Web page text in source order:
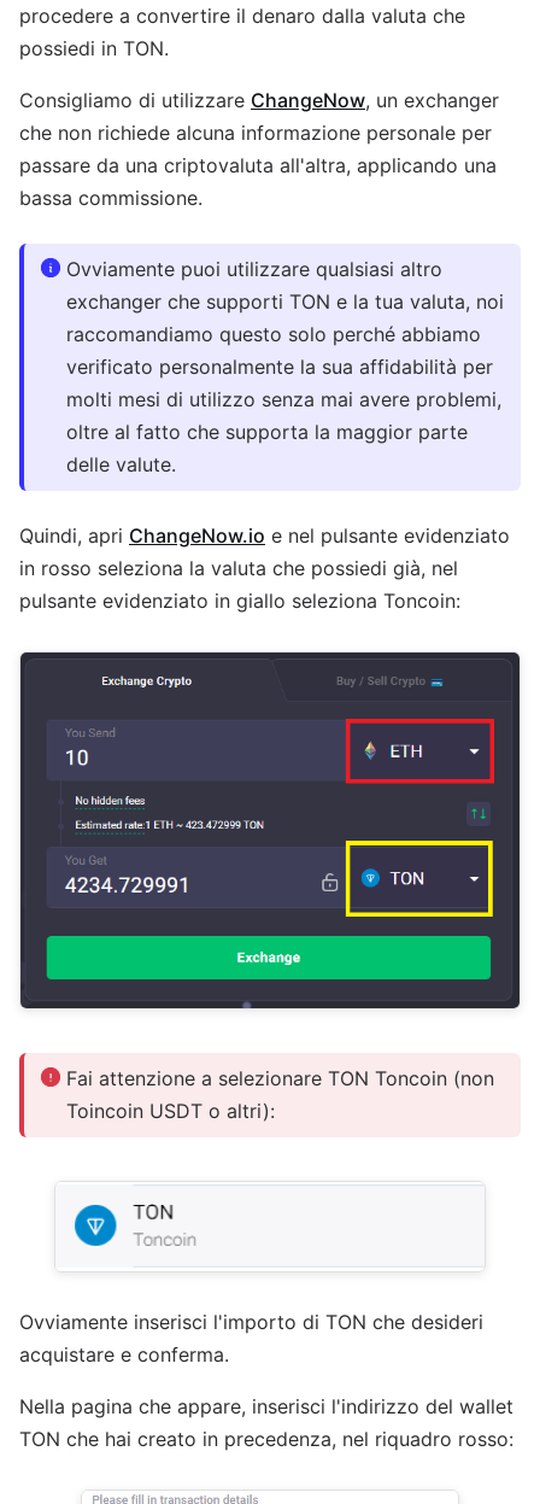
procedere a convertire il denaro dalla valuta che
possiedi in TON.
Consigliamo di utilizzare ChangeNow, un exchanger
che non richiede alcuna informazione personale per
passare da una criptovaluta all'altra, applicando una
bassa commissione.
Ovviamente puoi utilizzare qualsiasi altro
exchanger che supporti TON e la tua valuta, noi
raccomandiamo questo solo perché abbiamo
verificato personalmente la sua affidabilità per
molti mesi di utilizzo senza mai avere problemi,
oltre al fatto che supporta la maggior parte
delle valute.
Quindi, apri ChangeNow.io e nel pulsante evidenziato
in rosso seleziona la valuta che possiedi già, nel
pulsante evidenziato in giallo seleziona Toncoin:
Fai attenzione a selezionare TON Toncoin (non
Toincoin USDT o altri):
Ovviamente inserisci l'importo di TON che desideri
acquistare e conferma.
Nella pagina che appare, inserisci l'indirizzo del wallet
TON che hai creato in precedenza, nel riquadro rosso: